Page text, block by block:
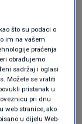
eura,
i pomoćnim
te prijevozu
pozicije
je
po bruto
što su podaci o
im na vašem
praćenja
obrađujemo
sadržaj i oglasi
Možete se vratiti
pristanak u
pri dnu
web stranice, ako
u dijelu Web-